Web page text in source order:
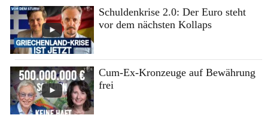
Schuldenkrise 2.0: Der Euro steht
vor dem nächsten Kollaps
Cum-Ex-Kronzeuge auf Bewährung
frei